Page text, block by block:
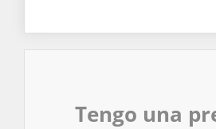
Tengo una